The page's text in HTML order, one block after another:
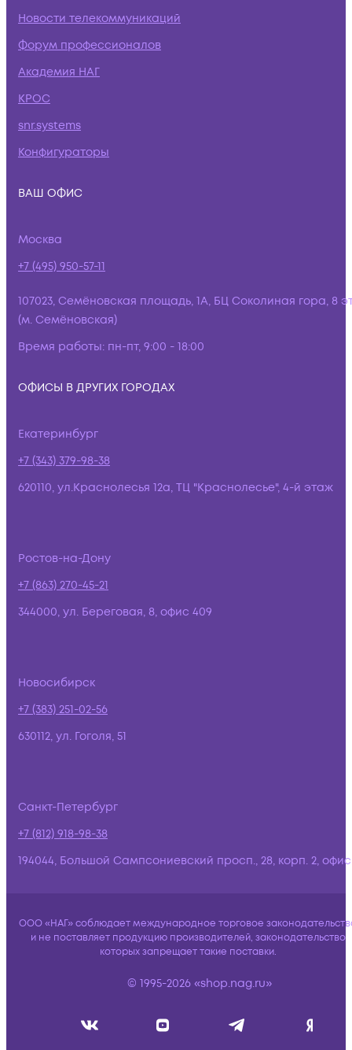
Новости телекоммуникаций
Форум профессионалов
Академия НАГ
КРОС
snr.systems
Конфигураторы
ВАШ ОФИС
Москва
+7 (495) 950-57-11
107023, Семёновская площадь, 1А, БЦ Соколиная гора, 8
(м. Семёновская)
Время работы: пн-пт, 9:00 - 18:00
ОФИСЫ В ДРУГИХ ГОРОДАХ
Екатеринбург
+7 (343) 379-98-38
620110, ул.Краснолесья 12а, ТЦ "Краснолесье", 4-й этаж
Ростов-на-Дону
+7 (863) 270-45-21
344000, ул. Береговая, 8, офис 409
Новосибирск
+7 (383) 251-02-56
630112, ул. Гоголя, 51
Санкт-Петербург
+7 (812) 918-98-38
194044, Большой Сампсониевский просп., 28, корп. 2,
ООО «НАГ» соблюдает международное торговое
и не поставляет продукцию производителей, законодательство
которых запрещает такие поставки.
© 1995-2026 «shop.nag.ru»